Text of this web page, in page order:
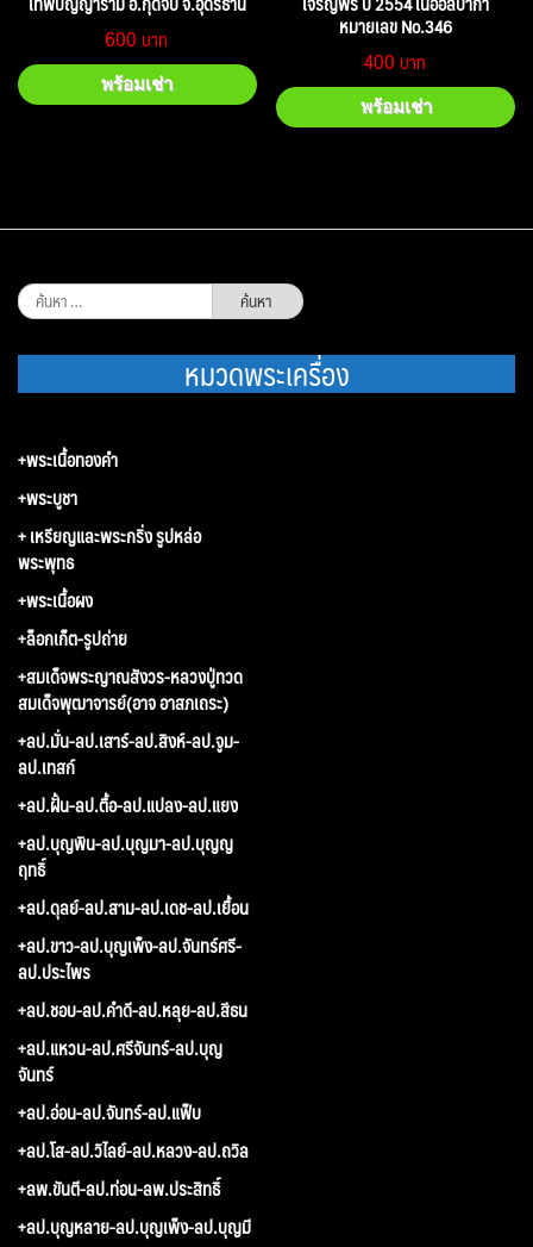
600
พร้อมเช่า
หมายเลข No.346
400
พร้อมเช่า
ค้นหา
สำหรับ:
หมวดพระเครื่อง
+พระเนื้อทองคำ
+พระบูชา
+ เหรียญและพระกริ่ง รูปหล่อ
พระพุทธ
+พระเนื้อผง
+ล็อกเก็ต-รูปถ่าย
+สมเด็จพระญาณสังวร-หลวงปู่ทวด
สมเด็จพุฒาจารย์(อาจ อาสภเถระ)
+ลป.มั่น-ลป.เสาร์-ลป.สิงห์-ลป.จูม-
ลป.เทสก์
+ลป.ฝั้น-ลป.ตื้อ-ลป.แปลง-ลป.แยง
+ลป.บุญพิน-ลป.บุญมา-ลป.บุญญ
ฤทธิ์
+ลป.ดุลย์-ลป.สาม-ลป.เดช-ลป.เยื้อน
+ลป.ขาว-ลป.บุญเพ็ง-ลป.จันทร์ศรี-
ลป.ประไพร
+ลป.ชอบ-ลป.คำดี-ลป.หลุย-ลป.สีธน
+ลป.แหวน-ลป.ศรีจันทร์-ลป.บุญ
จันทร์
+ลป.อ่อน-ลป.จันทร์-ลป.แฟ็บ
+ลป.โส-ลป.วิไลย์-ลป.หลวง-ลป.ถวิล
+ลพ.ขันตี-ลป.ท่อน-ลพ.ประสิทธิ์
+ลป.บุญหลาย-ลป.บุญเพ็ง-ลป.บุญมี